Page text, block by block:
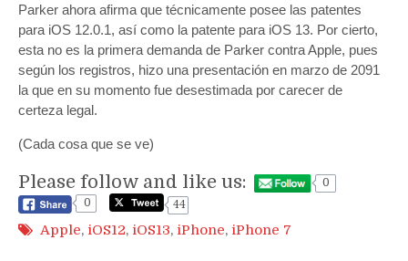
Parker ahora afirma que técnicamente posee las patentes
para iOS 12.0.1, así como la patente para iOS 13. Por cierto,
esta no es la primera demanda de Parker contra Apple, pues
según los registros, hizo una presentación en marzo de 2091
la que en su momento fue desestimada por carecer de
certeza legal.
(Cada cosa que se ve)
Please follow and like us:
0
0
44
Apple, iOS12, iOS13, iPhone, iPhone 7